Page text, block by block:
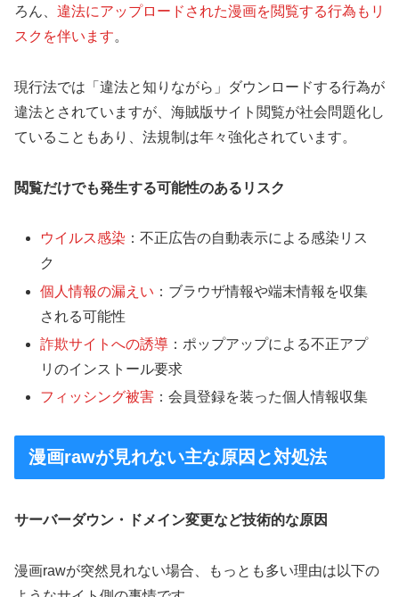
ろん、 違法にアップロードされた漫画を閲覧する行為もリ
スクを伴います。
現行法では「違法と知りながら」ダウンロードする行為が
違法とされていますが、海賊版サイト閲覧が社会問題化し
ていることもあり、法規制は年々強化されています。
閲覧だけでも発生する可能性のあるリスク
ウイルス感染 ：不正広告の自動表示による感染リス
ク
個人情報の漏えい ：ブラウザ情報や端末情報を収集
される可能性
詐欺サイトへの誘導 ：ポップアップによる不正アプ
リのインストール要求
フィッシング被害 ：会員登録を装った個人情報収集
漫画rawが見れない主な原因と対処法
サーバーダウン・ドメイン変更など技術的な原因
漫画rawが突然見れない場合、もっとも多い理由は以下の